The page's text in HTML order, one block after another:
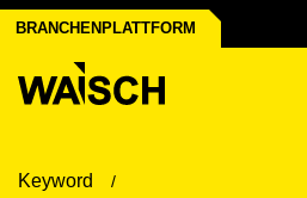
BRANCHENPLATTFORM
Keyword